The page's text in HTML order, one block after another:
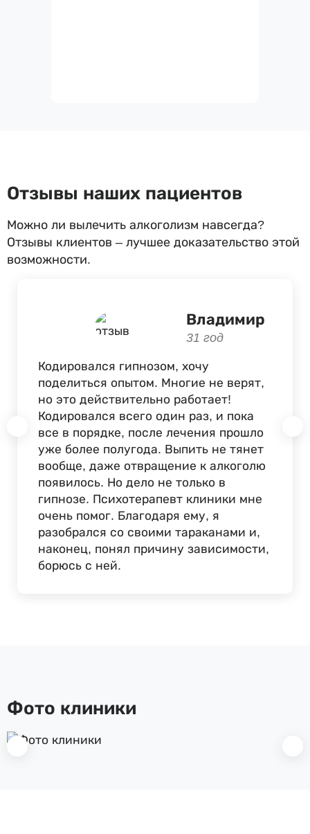
Отзывы наших пациентов
Можно ли вылечить алкоголизм навсегда?
Отзывы клиентов – лучшее доказательство этой
возможности.
Владимир
31 год
Кодировался гипнозом, хочу
поделиться опытом. Многие не верят,
но это действительно работает!
Кодировался всего один раз, и пока
все в порядке, после лечения прошло
уже более полугода. Выпить не тянет
вообще, даже отвращение к алкоголю
появилось. Но дело не только в
гипнозе. Психотерапевт клиники мне
очень помог. Благодаря ему, я
разобрался со своими тараканами и,
наконец, понял причину зависимости,
борюсь с ней.
Фото клиники